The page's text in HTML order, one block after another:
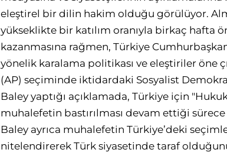
eleştirel bir dilin hakim olduğu görülüyor.
yükseklikte bir katılım oranıyla birkaç
kazanmasına rağmen, Türkiye
yönelik karalama politikası ve eleştiriler öne
(AP) seçiminde iktidardaki Sosyalist
Baley yaptığı açıklamada, Türkiye için
muhalefetin bastırılması devam ettiği
Baley ayrıca muhalefetin Türkiye’deki
nitelendirerek Türk siyasetinde taraf